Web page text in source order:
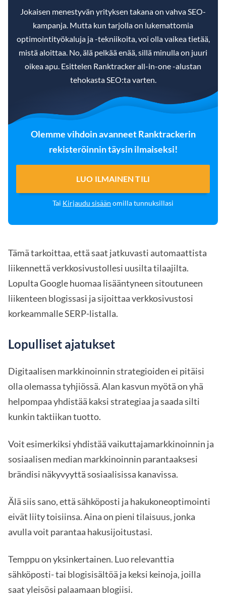
Jokaisen menestyvän yrityksen takana on vahva SEO-
kampanja. Mutta kun tarjolla on lukemattomia
optimointityökaluja ja -tekniikoita, voi olla vaikea tietää,
mistä aloittaa. No, älä pelkää enää, sillä minulla on juuri
oikea apu. Esittelen Ranktracker all-in-one -alustan
tehokasta SEO:ta varten.
Olemme vihdoin avanneet Ranktrackerin
rekisteröinnin täysin ilmaiseksi!
LUO ILMAINEN TILI
Tai Kirjaudu sisään omilla tunnuksillasi
Tämä tarkoittaa, että saat jatkuvasti automaattista
liikennettä verkkosivustollesi uusilta tilaajilta.
Lopulta Google huomaa lisääntyneen sitoutuneen
liikenteen blogissasi ja sijoittaa verkkosivustosi
korkeammalle SERP-listalla.
Lopulliset ajatukset
Digitaalisen markkinoinnin strategioiden ei pitäisi
olla olemassa tyhjiössä. Alan kasvun myötä on yhä
helpompaa yhdistää kaksi strategiaa ja saada silti
kunkin taktiikan tuotto.
Voit esimerkiksi yhdistää vaikuttajamarkkinoinnin ja
sosiaalisen median markkinoinnin parantaaksesi
brändisi näkyvyyttä sosiaalisissa kanavissa.
Älä siis sano, että sähköposti ja hakukoneoptimointi
eivät liity toisiinsa. Aina on pieni tilaisuus, jonka
avulla voit parantaa hakusijoitustasi.
Temppu on yksinkertainen. Luo relevanttia
sähköposti- tai blogisisältöä ja keksi keinoja, joilla
saat yleisösi palaamaan blogiisi.